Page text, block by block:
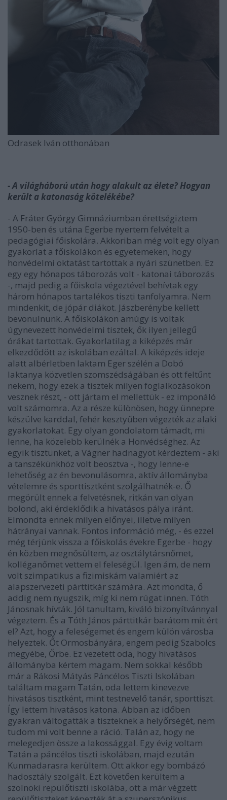
Odrasek Iván otthonában
- A világháború után hogy alakult az élete? Hogyan
került a katonaság kötelékébe?
- A Fráter György Gimnáziumban érettségiztem
1950-ben és utána Egerbe nyertem felvételt a
pedagógiai főiskolára. Akkoriban még volt egy olyan
gyakorlat a főiskolákon és egyetemeken, hogy
honvédelmi oktatást tartottak a nyári szünetben. Ez
egy egy hónapos táborozás volt - katonai táborozás
-, majd pedig a főiskola végeztével behívtak egy
három hónapos tartalékos tiszti tanfolyamra. Nem
mindenkit, de jópár diákot. Jászberénybe kellett
bevonulnunk. A főiskolákon amúgy is voltak
úgynevezett honvédelmi tisztek, ők ilyen jellegű
órákat tartottak. Gyakorlatilag a kiképzés már
elkezdődött az iskolában ezáltal. A kiképzés ideje
alatt albérletben laktam Eger szélén a Dobó
laktanya közvetlen szomszédságában és ott feltűnt
nekem, hogy ezek a tisztek milyen foglalkozásokon
vesznek részt, - ott jártam el mellettük - ez imponáló
volt számomra. Az a része különösen, hogy ünnepre
készülve karddal, fehér kesztyűben végezték az alaki
gyakorlatokat. Egy olyan gondolatom támadt, mi
lenne, ha közelebb kerülnék a Honvédséghez. Az
egyik tisztünket, a Vágner hadnagyot kérdeztem - aki
a tanszékünkhöz volt beosztva -, hogy lenne-e
lehetőség az én bevonulásomra, aktív állományba
vételemre és sporttisztként szolgálhatnék-e. Ő
megörült ennek a felvetésnek, ritkán van olyan
bolond, aki érdeklődik a hivatásos pálya iránt.
Elmondta ennek milyen előnyei, illetve milyen
hátrányai vannak. Fontos információ még, - és ezzel
még térjünk vissza a főiskolás évekre Egerbe - hogy
én közben megnősültem, az osztálytársnőmet,
kolléganőmet vettem el feleségül. Igen ám, de nem
volt szimpatikus a fizimiskám valamiért az
alapszervezeti párttitkár számára. Azt mondta, ő
addig nem nyugszik, míg ki nem rúgat innen. Tóth
Jánosnak hívták. Jól tanultam, kiváló bizonyítvánnyal
végeztem. És a Tóth János párttitkár barátom mit ért
el? Azt, hogy a feleségemet és engem külön városba
helyeztek. Őt Ormosbányára, engem pedig Szabolcs
megyébe, Őrbe. Ez vezetett oda, hogy hivatásos
állományba kértem magam. Nem sokkal később
már a Rákosi Mátyás Páncélos Tiszti Iskolában
találtam magam Tatán, oda lettem kinevezve
hivatásos tisztként, mint testnevelő tanár, sporttiszt.
Így lettem hivatásos katona. Abban az időben
gyakran váltogatták a tiszteknek a helyőrségét, nem
tudom mi volt benne a ráció. Talán az, hogy ne
melegedjen össze a lakossággal. Egy évig voltam
Tatán a páncélos tiszti iskolában, majd ezután
Kunmadarasra kerültem. Ott akkor egy bombázó
hadosztály szolgált. Ezt követően kerültem a
szolnoki repülőtiszti iskolába, ott a már végzett